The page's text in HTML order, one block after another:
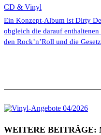
CD & Vinyl
Ein Konzept-Album ist Dirty
obgleich die darauf
den Rock’n’Roll und die
WEITERE BEITRÄGE: